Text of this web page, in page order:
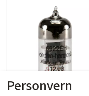
Personvern